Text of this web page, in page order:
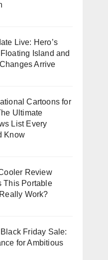
Live: Hero’s
Island and
Arrive
Cartoons for
Ultimate
List Every
Know
Review
This Portable
Work?
Friday Sale:
for Ambitious